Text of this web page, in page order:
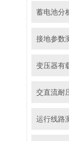
蓄电池分
接地参数
变压器有
交直流耐
运行线路